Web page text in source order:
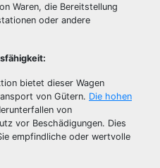
Waren, die Bereitstellung
oder andere
bietet dieser Wagen
von Gütern. Die hohen
von
vor Beschädigungen. Dies
empfindliche oder wertvolle